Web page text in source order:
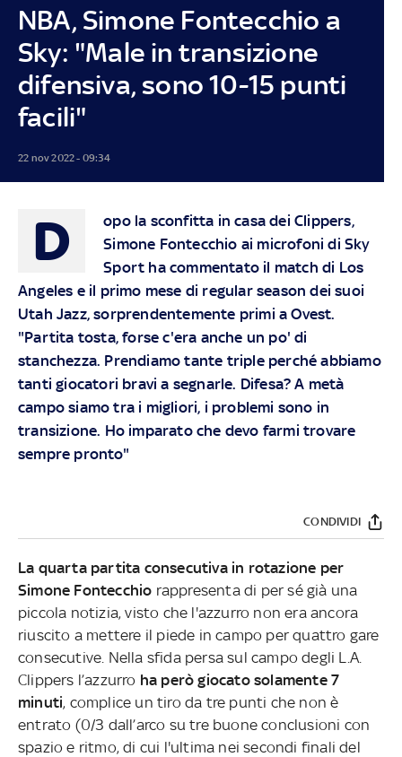
NBA, Simone Fontecchio a
Sky: "Male in transizione
difensiva, sono 10-15 punti
facili"
22 nov 2022 - 09:34
D
opo la sconfitta in casa dei Clippers,
Simone Fontecchio ai microfoni di Sky
Sport ha commentato il match di Los
Angeles e il primo mese di regular season dei suoi
Utah Jazz, sorprendentemente primi a Ovest.
"Partita tosta, forse c'era anche un po' di
stanchezza. Prendiamo tante triple perché abbiamo
tanti giocatori bravi a segnarle. Difesa? A metà
campo siamo tra i migliori, i problemi sono in
transizione. Ho imparato che devo farmi trovare
sempre pronto"
CONDIVIDI
La quarta partita consecutiva in rotazione per
Simone Fontecchio rappresenta di per sé già una
piccola notizia, visto che l'azzurro non era ancora
riuscito a mettere il piede in campo per quattro gare
consecutive. Nella sfida persa sul campo degli L.A.
Clippers l’azzurro ha però giocato solamente 7
minuti, complice un tiro da tre punti che non è
entrato (0/3 dall’arco su tre buone conclusioni con
spazio e ritmo, di cui l'ultima nei secondi finali del